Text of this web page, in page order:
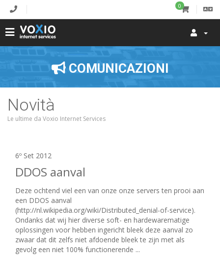
0
COMUNICAZIONI
Novità
Le ultime da Voxio Internet Services
6º Set 2012
DDOS aanval
Deze ochtend viel een van onze onze servers ten prooi aan
een DDOS aanval
(http://nl.wikipedia.org/wiki/Distributed_denial-of-service).
Ondanks dat wij hier diverse soft- en hardewarematige
oplossingen voor hebben ingericht bleek deze aanval zo
zwaar dat dit zelfs niet afdoende bleek te zijn met als
gevolg een niet 100% functionerende ...